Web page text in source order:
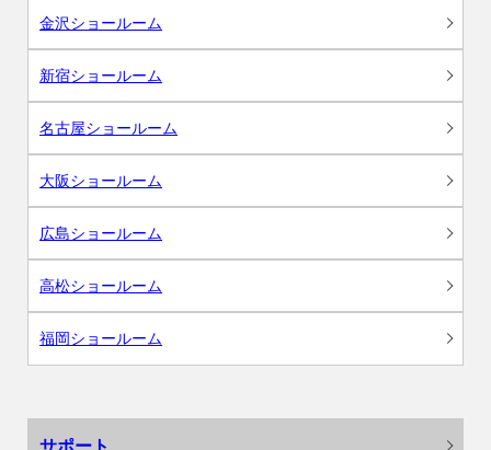
金沢ショールーム
新宿ショールーム
名古屋ショールーム
大阪ショールーム
広島ショールーム
高松ショールーム
福岡ショールーム
サポート